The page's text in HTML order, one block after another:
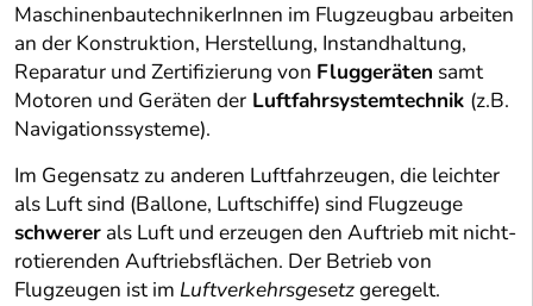
MaschinenbautechnikerInnen im Flugzeugbau arbeiten
an der Konstruktion, Herstellung, Instandhaltung,
Reparatur und Zertifizierung von Fluggeräten samt
Motoren und Geräten der Luftfahrsystemtechnik (z.B.
Navigationssysteme).
Im Gegensatz zu anderen Luftfahrzeugen, die leichter
als Luft sind (Ballone, Luftschiffe) sind Flugzeuge
schwerer als Luft und erzeugen den Auftrieb mit nicht-
rotierenden Auftriebsflächen. Der Betrieb von
Flugzeugen ist im Luftverkehrsgesetzgeregelt.